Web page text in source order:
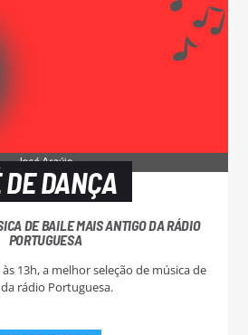
DE DANÇA
DE BAILE MAIS ANTIGO DA RÁDIO
PORTUGUESA
13h, a melhor seleção de música de